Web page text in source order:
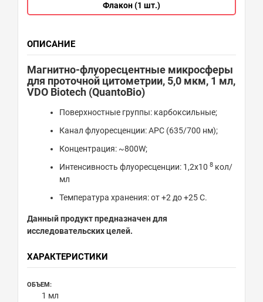
Флакон (1 шт.)
ОПИСАНИЕ
Магнитно-флуоресцентные микросферы
для проточной цитометрии, 5,0 мкм, 1 мл,
VDO Biotech (QuantoBio)
Поверхностные группы: карбоксильные;
Канал флуоресценции: APC (635/700 нм);
Концентрация: ~800W;
Интенсивность флуоресценции: 1,2x10 8 кол/
мл
Температура хранения: от +2 до +25 С.
Данный продукт предназначен для
исследовательских целей.
ХАРАКТЕРИСТИКИ
ОБЪЕМ:
1 мл